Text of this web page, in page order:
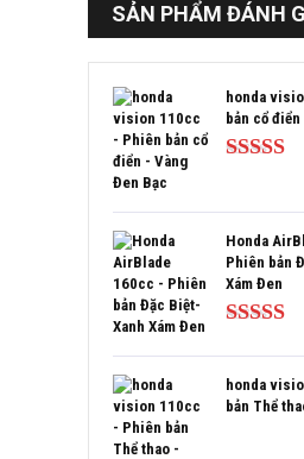
SẢN PHẨM ĐÁNH
honda
bản cổ
Honda
Phiên bản
Xám Đen
sao
honda
bản Thể